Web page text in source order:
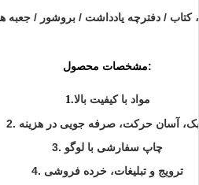
کتاب / دفترچه یادداشت / بروشور /
مشخصات محصول:
1.مواد با کیفیت بالا
آسان حرکت، صرفه جویی در هزینه
3. چاپ سفارشی با لوگو
4. ترویج و تبلیغات، خرده فروشی